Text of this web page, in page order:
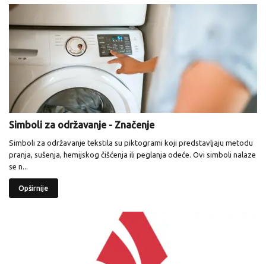
Simboli za održavanje - Značenje
Simboli za održavanje tekstila su piktogrami koji predstavljaju metodu
pranja, sušenja, hemijskog čišćenja ili peglanja odeće. Ovi simboli nalaze
se n...
Opširnije